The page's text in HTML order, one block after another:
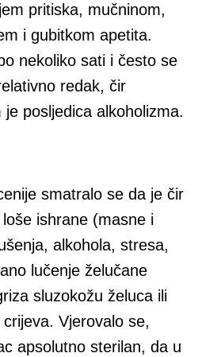
pritiska, mučninom,
i gubitkom apetita.
nekoliko sati i često se
redak, čir
posljedica alkoholizma.
smatralo se da je čir
ishrane (masne i
alkohola, stresa,
lučenje želučane
sluzokožu želuca ili
Vjerovalo se,
apsolutno sterilan, da u